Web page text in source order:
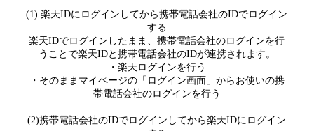
(1) 楽天IDにログインしてから携帯電話会社のIDでログイン
する
楽天IDでログインしたまま、携帯電話会社のログインを行
うことで楽天IDと携帯電話会社のIDが連携されます。
・楽天ログインを行う
・そのままマイページの「ログイン画面」からお使いの携
帯電話会社のログインを行う
(2)携帯電話会社のIDでログインしてから楽天IDにログイン